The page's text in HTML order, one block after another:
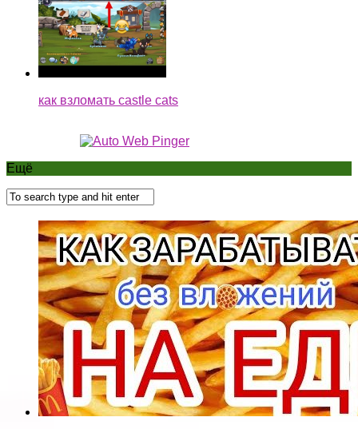
как взломать castle cats
Ещё